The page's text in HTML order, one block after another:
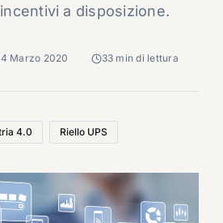
a disposizione.
4 Marzo 2020 33 min di lettura
4.0 Riello UPS